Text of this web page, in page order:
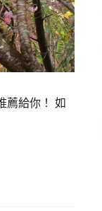
薦給你！ 如